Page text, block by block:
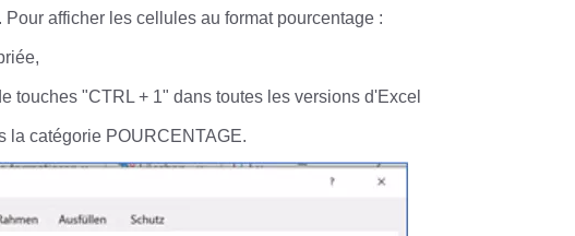
afficher les cellules au format pourcentage :
touches "CTRL + 1" dans toutes les versions d'Excel
la catégorie POURCENTAGE.